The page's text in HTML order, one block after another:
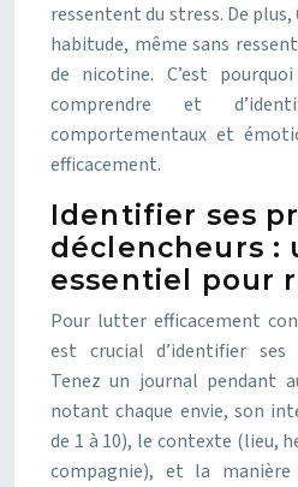
ressentent du stress. De
habitude, même sans
de nicotine. C’est
comprendre et
comportementaux et
efficacement.
Identifier ses
déclencheurs :
essentiel pour
Pour lutter efficacement
est crucial d’identifier ses
Tenez un journal pendant
notant chaque envie, son
de 1 à 10), le contexte (lieu,
compagnie), et la